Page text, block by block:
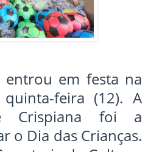
entrou em festa na
feira (12). A
Crispiana foi a
o Dia das Crianças.